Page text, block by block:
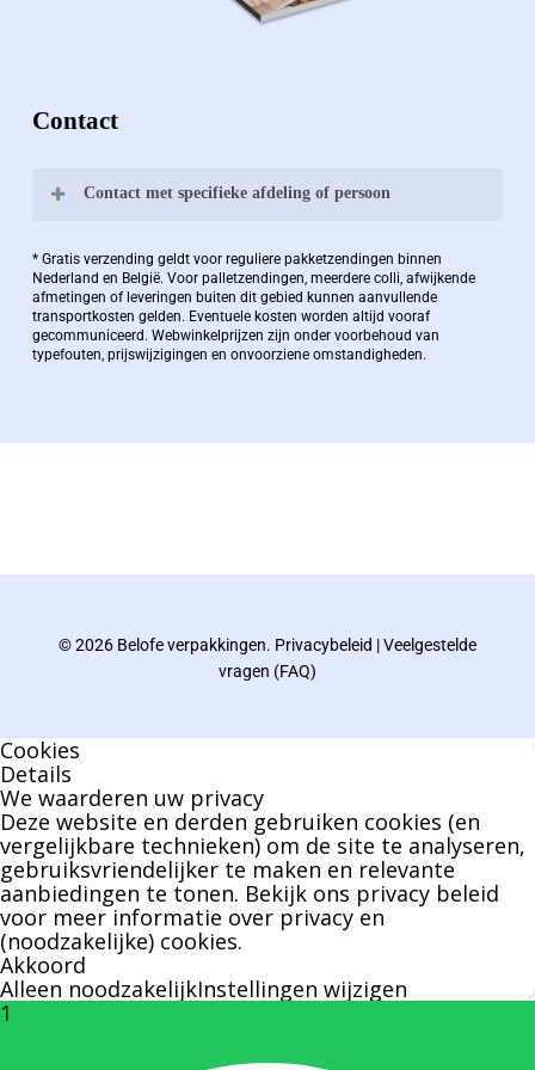
Contact
Contact met specifieke afdeling of persoon
Bernard Pauwels:
Zaakvoerder Berdo
bernard@berdo.be
afgelopen decennia.
Bernard werkt 25 uur per dag en draait voor
U kunt Bernard bellen of mailen voor vragen
over leveringen of facturen. Of als u een
specifieke persoon niet kunt bereiken zal
Bernard u graag te woord staan.
Nicole Bisscheroux:
* Gratis verzending geldt voor reguliere pakketzendingen binnen
Nederland en België. Voor palletzendingen, meerdere colli, afwijkende
afmetingen of leveringen buiten dit gebied kunnen aanvullende
transportkosten gelden. Eventuele kosten worden altijd vooraf
gecommuniceerd. Webwinkelprijzen zijn onder voorbehoud van
typefouten, prijswijzigingen en onvoorziene omstandigheden.
© 2026 Belofe verpakkingen. Privacybeleid |Veelgestelde
vragen (FAQ)
Cookies
Details
We waarderen uw privacy
Deze website en derden gebruiken cookies (en
vergelijkbare technieken) om de site te analyseren,
gebruiksvriendelijker te maken en relevante
aanbiedingen te tonen. Bekijk ons privacy beleid
voor meer informatie over privacy en
(noodzakelijke) cookies.
Akkoord
Alleen noodzakelijkInstellingen wijzigen
1